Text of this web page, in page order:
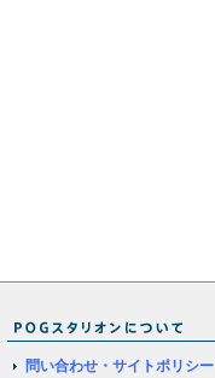
問い合わせ・サイトポリシー